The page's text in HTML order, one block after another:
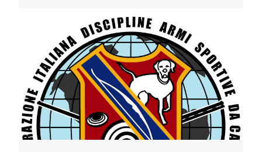
Ricerca Tartufo
Sheepdog
Sport acquatici
Treibball
Ipo Delta
Freestyle
Protezione civile Sportiva